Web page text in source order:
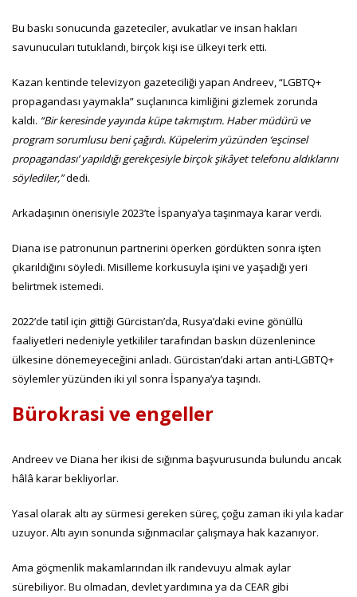
Bu baskı sonucunda gazeteciler, avukatlar ve insan hakları
savunucuları tutuklandı, birçok kişi ise ülkeyi terk etti.
Kazan kentinde televizyon gazeteciliği yapan Andreev, “LGBTQ+
propagandası yaymakla” suçlanınca kimliğini gizlemek zorunda
kaldı. “Bir keresinde yayında küpe takmıştım. Haber müdürü ve
program sorumlusu beni çağırdı. Küpelerim yüzünden ‘eşcinsel
propagandası’ yapıldığı gerekçesiyle birçok şikâyet telefonu aldıklarını
söylediler,”dedi.
Arkadaşının önerisiyle 2023’te İspanya’ya taşınmaya karar verdi.
Diana ise patronunun partnerini öperken gördükten sonra işten
çıkarıldığını söyledi. Misilleme korkusuyla işini ve yaşadığı yeri
belirtmek istemedi.
2022’de tatil için gittiği Gürcistan’da, Rusya’daki evine gönüllü
faaliyetleri nedeniyle yetkililer tarafından baskın düzenlenince
ülkesine dönemeyeceğini anladı. Gürcistan’daki artan anti-LGBTQ+
söylemler yüzünden iki yıl sonra İspanya’ya taşındı.
Bürokrasi ve engeller
Andreev ve Diana her ikisi de sığınma başvurusunda bulundu ancak
hâlâ karar bekliyorlar.
Yasal olarak altı ay sürmesi gereken süreç, çoğu zaman iki yıla kadar
uzuyor. Altı ayın sonunda sığınmacılar çalışmaya hak kazanıyor.
Ama göçmenlik makamlarından ilk randevuyu almak aylar
sürebiliyor. Bu olmadan, devlet yardımına ya da CEAR gibi